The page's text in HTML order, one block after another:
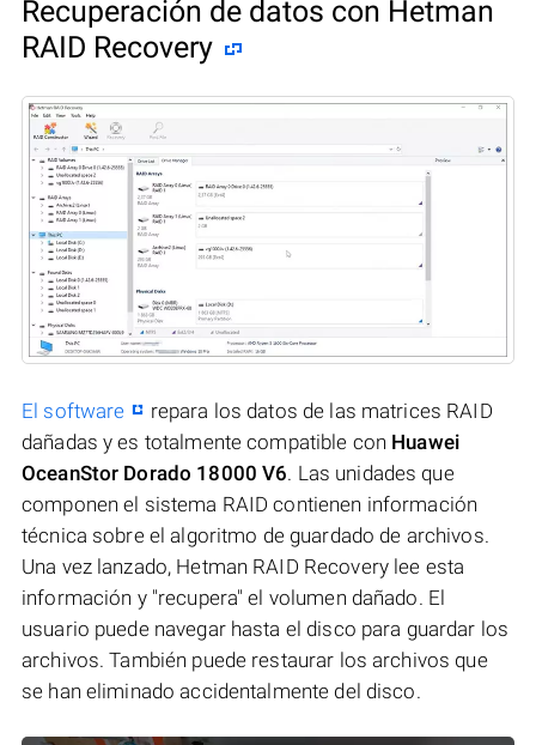
Recuperación de datos con Hetman
RAID Recovery
El software
repara los datos de las matrices RAID
dañadas y es totalmente compatible con Huawei
OceanStor Dorado 18000 V6. Las unidades que
componen el sistema RAID contienen información
técnica sobre el algoritmo de guardado de archivos.
Una vez lanzado, Hetman RAID Recovery lee esta
información y "recupera" el volumen dañado. El
usuario puede navegar hasta el disco para guardar los
archivos. También puede restaurar los archivos que
se han eliminado accidentalmente del disco.